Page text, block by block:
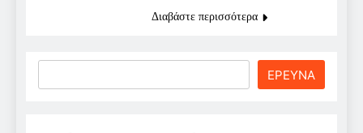
Διαβάστε περισσότερα
ΕΡΕΥΝΑ